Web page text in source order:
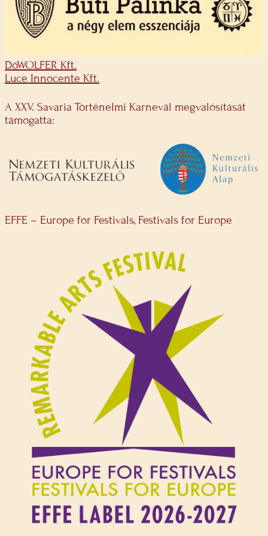
DöWOLFER Kft.
Luce Innocente Kft.
A XXV. Savaria Történelmi Karnevál megvalósítását
támogatta:
EFFE – Europe for Festivals, Festivals for Europe